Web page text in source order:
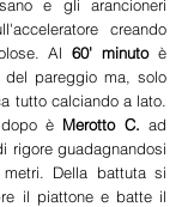
e gli arancioneri
creando
Al 60' minuto
pareggio ma, solo
tutto calciando a lato.
è Merotto C. ad
rigore guadagnandosi
Della battuta si
il piattone e batte il